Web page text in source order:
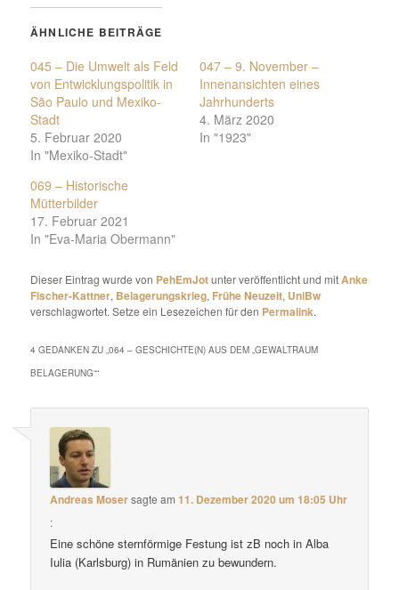
ÄHNLICHE BEITRÄGE
045 – Die Umwelt als Feld
von Entwicklungspolitik in
São Paulo und Mexiko-
Stadt
5. Februar 2020
In "Mexiko-Stadt"
047 – 9. November –
Innenansichten eines
Jahrhunderts
4. März 2020
In "1923"
069 – Historische
Mütterbilder
17. Februar 2021
In "Eva-Maria Obermann"
Dieser Eintrag wurde von PehEmJotunter veröffentlicht und mitAnke
Fischer-Kattner, Belagerungskrieg, Frühe Neuzeit, UniBw
verschlagwortet. Setze ein Lesezeichen für den Permalink.
4 GEDANKEN ZU „064 – GESCHICHTE(N) AUS DEM „GEWALTRAUM
BELAGERUNG““
Andreas Mosersagte am11. Dezember 2020 um 18:05 Uhr
:
Eine schöne sternförmige Festung ist zB noch in Alba
Iulia (Karlsburg) in Rumänien zu bewundern.